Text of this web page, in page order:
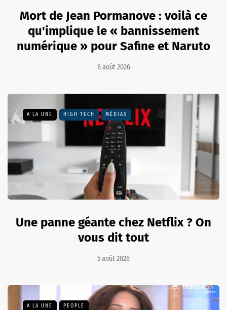
Mort de Jean Pormanove : voilà ce
qu'implique le « bannissement
numérique » pour Safine et Naruto
6 août 2026
A LA UNE HIGH TECH MÉDIAS
Une panne géante chez Netflix ? On
vous dit tout
5 août 2026
A LA UNE PEOPLE